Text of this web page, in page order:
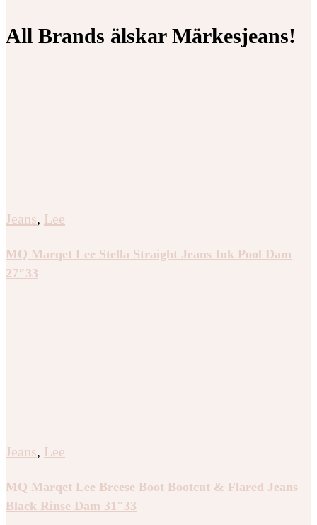
All Brands älskar Märkesjeans!
Jeans, Lee
MQ Marqet Lee Stella Straight Jeans Ink Pool Dam
27″33
Jeans, Lee
MQ Marqet Lee Breese Boot Bootcut & Flared Jeans
Black Rinse Dam 31″33